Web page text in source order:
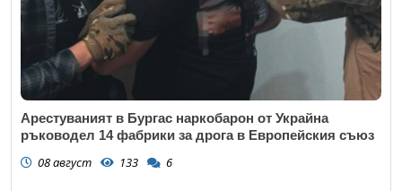
Арестуваният в Бургас наркобарон от Украйна
ръководел 14 фабрики за дрога в Европейския съюз
08 август 133 6